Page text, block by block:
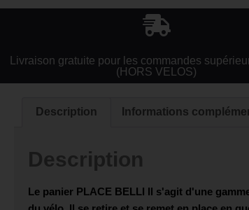
Livraison gratuite pour les commandes
(HORS VELOS)
Description Informations
Description
Le panier PLACE BELLI Il s'agit d'une